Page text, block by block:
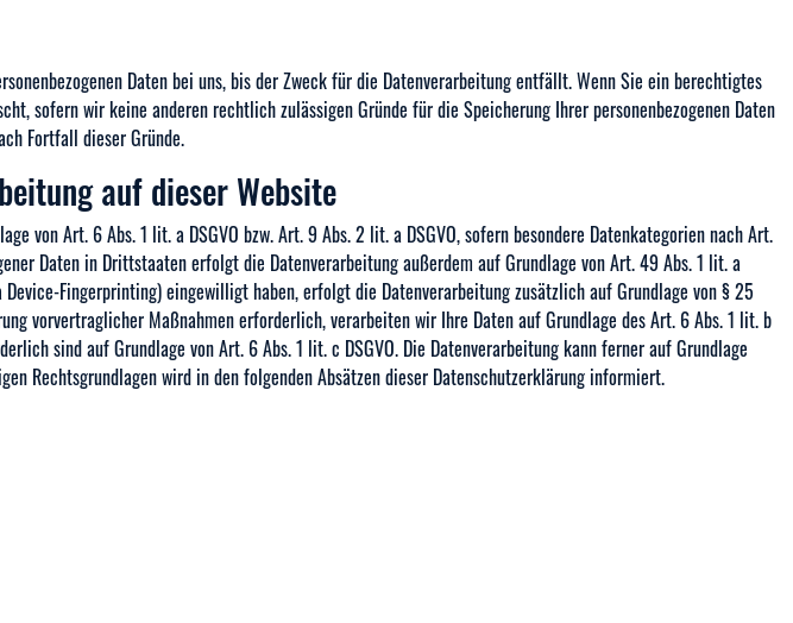
Daten bei uns, bis der Zweck für die Datenverarbeitung entfällt. Wenn Sie ein berechtigtes
sofern wir keine anderen rechtlich zulässigen Gründe für die Speicherung Ihrer personenbezogenen Daten
Fortfall dieser Gründe.
auf dieser Website
von Art. 6 Abs. 1 lit. a DSGVO bzw. Art. 9 Abs. 2 lit. a DSGVO, sofern besondere Datenkategorien nach Art.
Daten in Drittstaaten erfolgt die Datenverarbeitung außerdem auf Grundlage von Art. 49 Abs. 1 lit. a
Fingerprinting) eingewilligt haben, erfolgt die Datenverarbeitung zusätzlich auf Grundlage von § 25
vorvertraglicher Maßnahmen erforderlich, verarbeiten wir Ihre Daten auf Grundlage des Art. 6 Abs. 1 lit. b
sind auf Grundlage von Art. 6 Abs. 1 lit. c DSGVO. Die Datenverarbeitung kann ferner auf Grundlage
Rechtsgrundlagen wird in den folgenden Absätzen dieser Datenschutzerklärung informiert.